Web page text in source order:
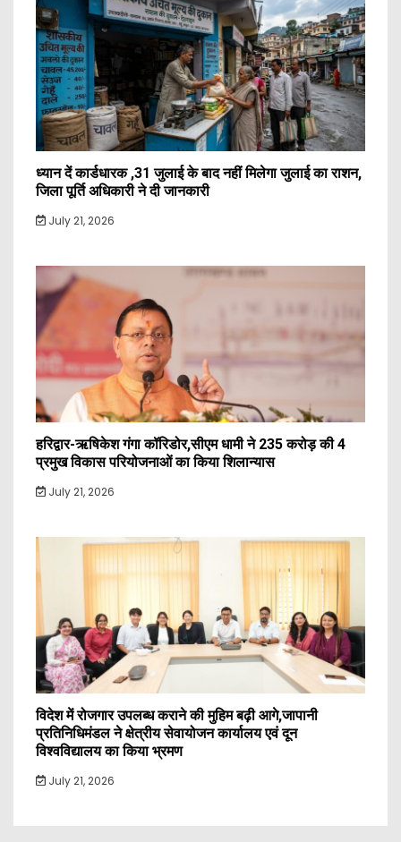
ध्यान दें कार्डधारक ,31 जुलाई के बाद नहीं मिलेगा जुलाई का राशन,
जिला पूर्ति अधिकारी ने दी जानकारी
July 21, 2026
हरिद्वार-ऋषिकेश गंगा कॉरिडोर,सीएम धामी ने 235 करोड़ की 4
प्रमुख विकास परियोजनाओं का किया शिलान्यास
July 21, 2026
विदेश में रोजगार उपलब्ध कराने की मुहिम बढ़ी आगे,जापानी
प्रतिनिधिमंडल ने क्षेत्रीय सेवायोजन कार्यालय एवं दून
विश्वविद्यालय का किया भ्रमण
July 21, 2026